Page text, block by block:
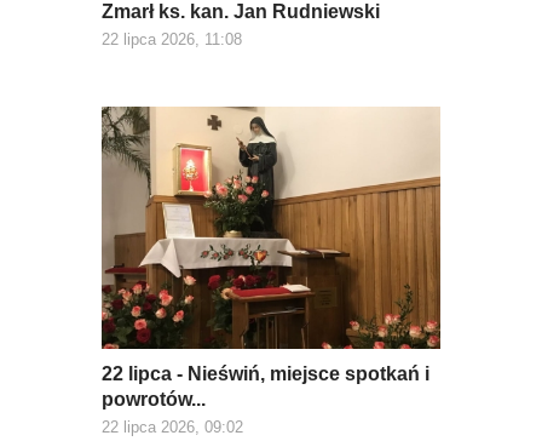
Zmarł ks. kan. Jan Rudniewski
22 lipca 2026, 11:08
22 lipca - Nieświń, miejsce spotkań i
powrotów...
22 lipca 2026, 09:02